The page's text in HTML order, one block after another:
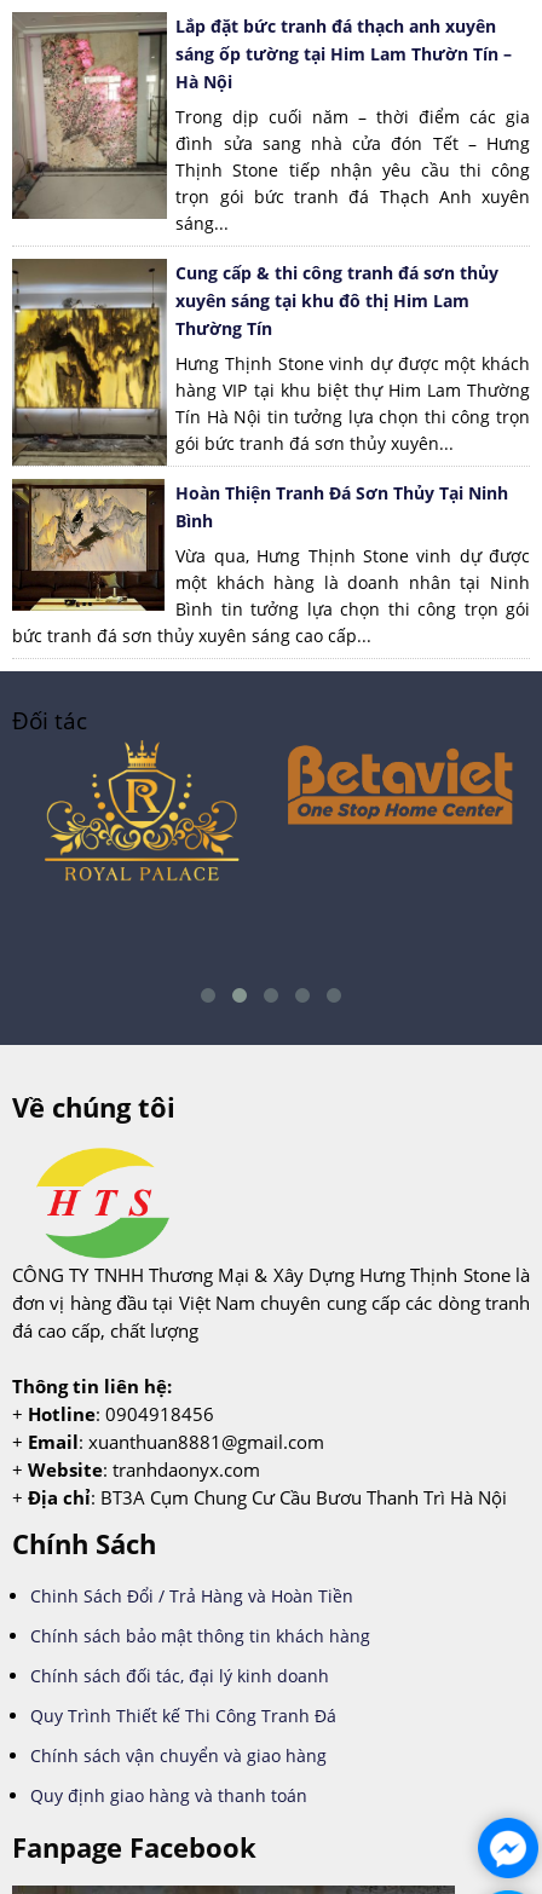
Lắp đặt bức tranh đá thạch anh xuyên
sáng ốp tường tại Him Lam Thườn Tín –
Hà Nội
Trong dịp cuối năm – thời điểm các gia
đình sửa sang nhà cửa đón Tết – Hưng
Thịnh Stone tiếp nhận yêu cầu thi công
trọn gói bức tranh đá Thạch Anh xuyên
sáng...
Cung cấp & thi công tranh đá sơn thủy
xuyên sáng tại khu đô thị Him Lam
Thường Tín
Hưng Thịnh Stone vinh dự được một khách
hàng VIP tại khu biệt thự Him Lam Thường
Tín Hà Nội tin tưởng lựa chọn thi công trọn
gói bức tranh đá sơn thủy xuyên...
Hoàn Thiện Tranh Đá Sơn Thủy Tại Ninh
Bình
Vừa qua, Hưng Thịnh Stone vinh dự được
một khách hàng là doanh nhân tại Ninh
Bình tin tưởng lựa chọn thi công trọn gói
bức tranh đá sơn thủy xuyên sáng cao cấp...
Đối tác
Về chúng tôi
CÔNG TY TNHH Thương Mại & Xây Dựng Hưng Thịnh Stone là
đơn vị hàng đầu tại Việt Nam chuyên cung cấp các dòng tranh
đá cao cấp, chất lượng
Thông tin liên hệ:
+ Hotline: 0904918456
+ Email: xuanthuan8881@gmail.com
+ Website: tranhdaonyx.com
+ Địa chỉ: BT3A Cụm Chung Cư Cầu Bươu Thanh Trì Hà Nội
Chính Sách
Chinh Sách Đổi / Trả Hàng và Hoàn Tiền
Chính sách bảo mật thông tin khách hàng
Chính sách đối tác, đại lý kinh doanh
Quy Trình Thiết kế Thi Công Tranh Đá
Chính sách vận chuyển và giao hàng
Quy định giao hàng và thanh toán
Fanpage Facebook